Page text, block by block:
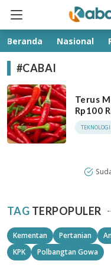
Terpercaya
Beranda Nasional
#CABAI
Terus
Rp100
TEKNOLOGI
TAG TERPOPULER
Kementan Pertanian
KPK
Polbangtan Gowa